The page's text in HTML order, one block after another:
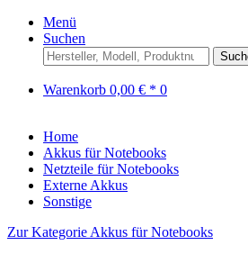
Menü
Suchen
Warenkorb 0,00 € * 0
Home
Akkus für Notebooks
Netzteile für Notebooks
Externe Akkus
Sonstige
Zur Kategorie Akkus für Notebooks